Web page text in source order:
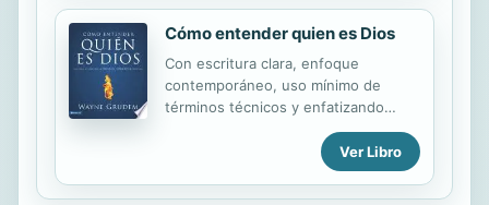
will ignite a flame of passion in your
spirit.
Cómo entender quien es Dios
Con escritura clara, enfoque
contemporáneo, uso mínimo de
términos técnicos y enfatizando
cómo el cristiano de hoy debe
entender y aplicar cada doctrina,
Quien es Dios explora la existencia
Ver Libro